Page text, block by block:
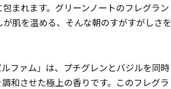
まれます。グリーンノートのフレグラン
肌を温める、そんな朝のすがすがしさを
ファム」は、プチグレンとバジルを同時
和させた極上の香りです。このフレグラ